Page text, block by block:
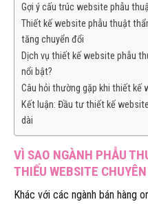
Gợi ý cấu trúc website phẫu
Thiết kế website phẫu thuật
tăng chuyển đổi
Dịch vụ thiết kế website phẫu
nổi bật?
Câu hỏi thường gặp khi thiết kế
Kết luận: Đầu tư thiết kế
dài
VÌ SAO NGÀNH PHẪU
THIẾU WEBSITE
Khác với các ngành bán hàng